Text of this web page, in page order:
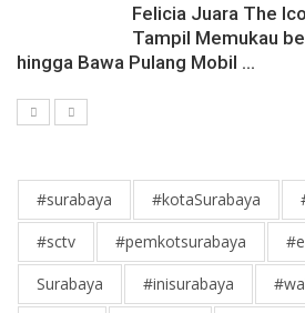
Felicia Juara The
Tampil Memukau
hingga Bawa Pulang Mobil ...
#surabaya #kotaSurabaya
#sctv
#pemkotsurabaya
Surabaya
#inisurabaya